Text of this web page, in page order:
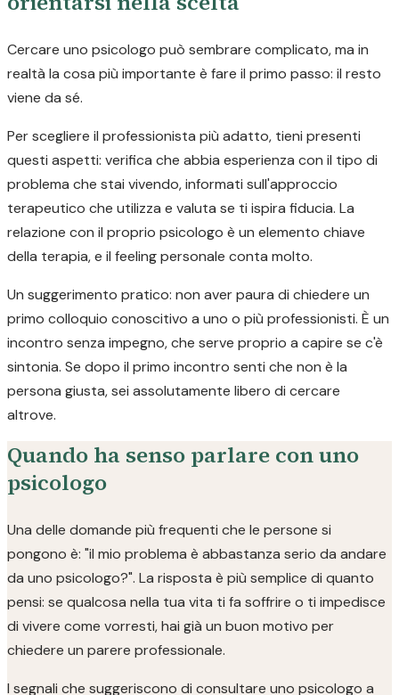
Cercare uno psicologo può sembrare complicato, ma in
realtà la cosa più importante è fare il primo passo: il resto
viene da sé.
Per scegliere il professionista più adatto, tieni presenti
questi aspetti: verifica che abbia esperienza con il tipo di
problema che stai vivendo, informati sull'approccio
terapeutico che utilizza e valuta se ti ispira fiducia. La
relazione con il proprio psicologo è un elemento chiave
della terapia, e il feeling personale conta molto.
Un suggerimento pratico: non aver paura di chiedere un
primo colloquio conoscitivo a uno o più professionisti. È un
incontro senza impegno, che serve proprio a capire se c'è
sintonia. Se dopo il primo incontro senti che non è la
persona giusta, sei assolutamente libero di cercare
altrove.
Quando ha senso parlare con uno
psicologo
Una delle domande più frequenti che le persone si
pongono è: "il mio problema è abbastanza serio da andare
da uno psicologo?". La risposta è più semplice di quanto
pensi: se qualcosa nella tua vita ti fa soffrire o ti impedisce
di vivere come vorresti, hai già un buon motivo per
chiedere un parere professionale.
I segnali che suggeriscono di consultare uno psicologo a